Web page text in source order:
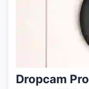
Dropcam Pro